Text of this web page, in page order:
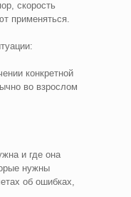
скорость
применяться.
конкретной
во взрослом
и где она
нужны
об ошибках,